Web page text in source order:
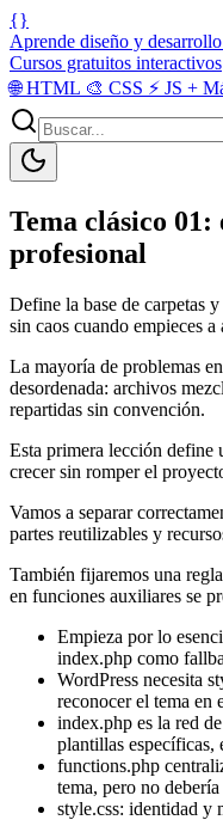
{}
Aprende diseño y
Cursos gratuitos interactivos
🌐HTML 🎨 CSS ⚡ JS +
Tema clásico
profesional
Define la base de carpetas
sin caos cuando empieces
La mayoría de problemas
desordenada: archivos
repartidas sin convención.
Esta primera lección define
crecer sin romper el
Vamos a separar
partes reutilizables y
También fijaremos una
en funciones auxiliares se
Empieza por lo
index.php como
WordPress necesita
reconocer el tema en
index.php es la red
plantillas específicas,
functions.php
tema, pero no
style.css: identidad y